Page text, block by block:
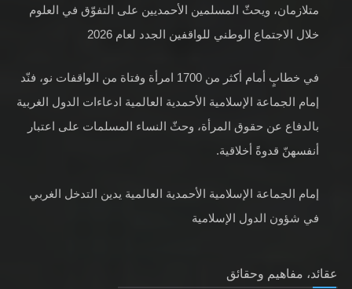
متلازمان، ويحثّ المسلمين الأحمديين على التفوّق في العلوم
خلال الاجتماع الوطني للواقفين الجدد لعام 2026
في خطابٍ أمام أكثر من 1700 امرأة وفتاة من الواقفات نو، فنّد
إمام الجماعة الإسلامية الأحمدية العالمية ادعاءات الدول الغربية
بالدفاع عن حقوق المرأة، وحثّ النساء المسلمات على اعتبار
أنفسهنّ قدوةً أخلاقية.
إمام الجماعة الإسلامية الأحمدية العالمية يدين التدخل الغربي
في شؤون الدول الإسلامية
عقائد، مفاهيم وحقائق